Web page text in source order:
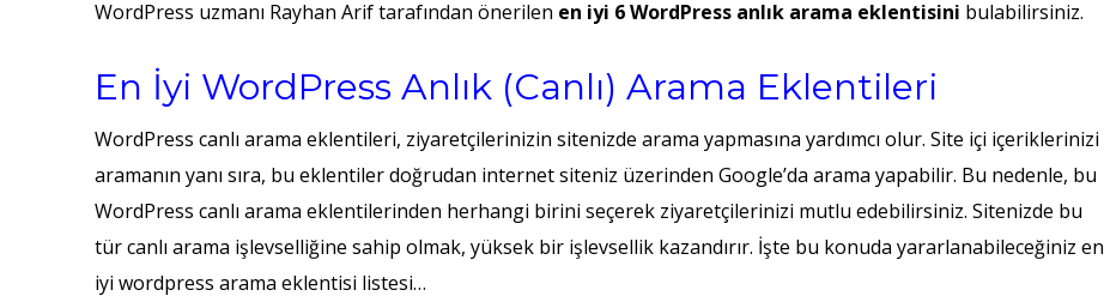
WordPress uzmanı Rayhan Arif tarafından önerilen en iyi 6 WordPress anlık arama eklentisini bulabilirsiniz.
En İyi WordPress Anlık (Canlı) Arama Eklentileri
WordPress canlı arama eklentileri, ziyaretçilerinizin sitenizde arama yapmasına yardımcı olur. Site içi içeriklerinizi
aramanın yanı sıra, bu eklentiler doğrudan internet siteniz üzerinden Google’da arama yapabilir. Bu nedenle, bu
WordPress canlı arama eklentilerinden herhangi birini seçerek ziyaretçilerinizi mutlu edebilirsiniz. Sitenizde bu
tür canlı arama işlevselliğine sahip olmak, yüksek bir işlevsellik kazandırır. İşte bu konuda yararlanabileceğiniz en
iyi wordpress arama eklentisi listesi…